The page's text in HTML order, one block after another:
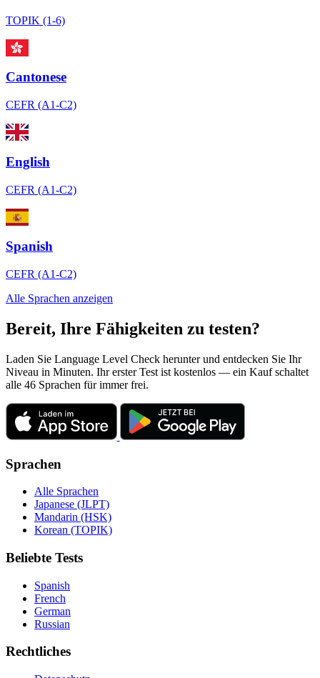
TOPIK (1-6)
Cantonese
CEFR (A1-C2)
English
CEFR (A1-C2)
Spanish
CEFR (A1-C2)
Alle Sprachen anzeigen
Bereit, Ihre Fähigkeiten zu testen?
Laden Sie Language Level Check herunter und entdecken Sie Ihr
Niveau in Minuten. Ihr erster Test ist kostenlos — ein Kauf schaltet
alle 46 Sprachen für immer frei.
Sprachen
Alle Sprachen
Japanese (JLPT)
Mandarin (HSK)
Korean (TOPIK)
Beliebte Tests
Spanish
French
German
Russian
Rechtliches